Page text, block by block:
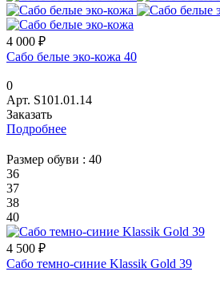
4 000 ₽
Сабо белые эко-кожа 40
0
Арт. S101.01.14
Заказать
Подробнее
Размер обуви : 40
36
37
38
40
4 500 ₽
Сабо темно-синие Klassik Gold 39